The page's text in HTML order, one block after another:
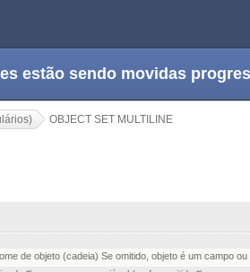
estão sendo movidas
OBJECT SET MULTILINE
de objeto (cadeia) Se omitido, objeto é um campo